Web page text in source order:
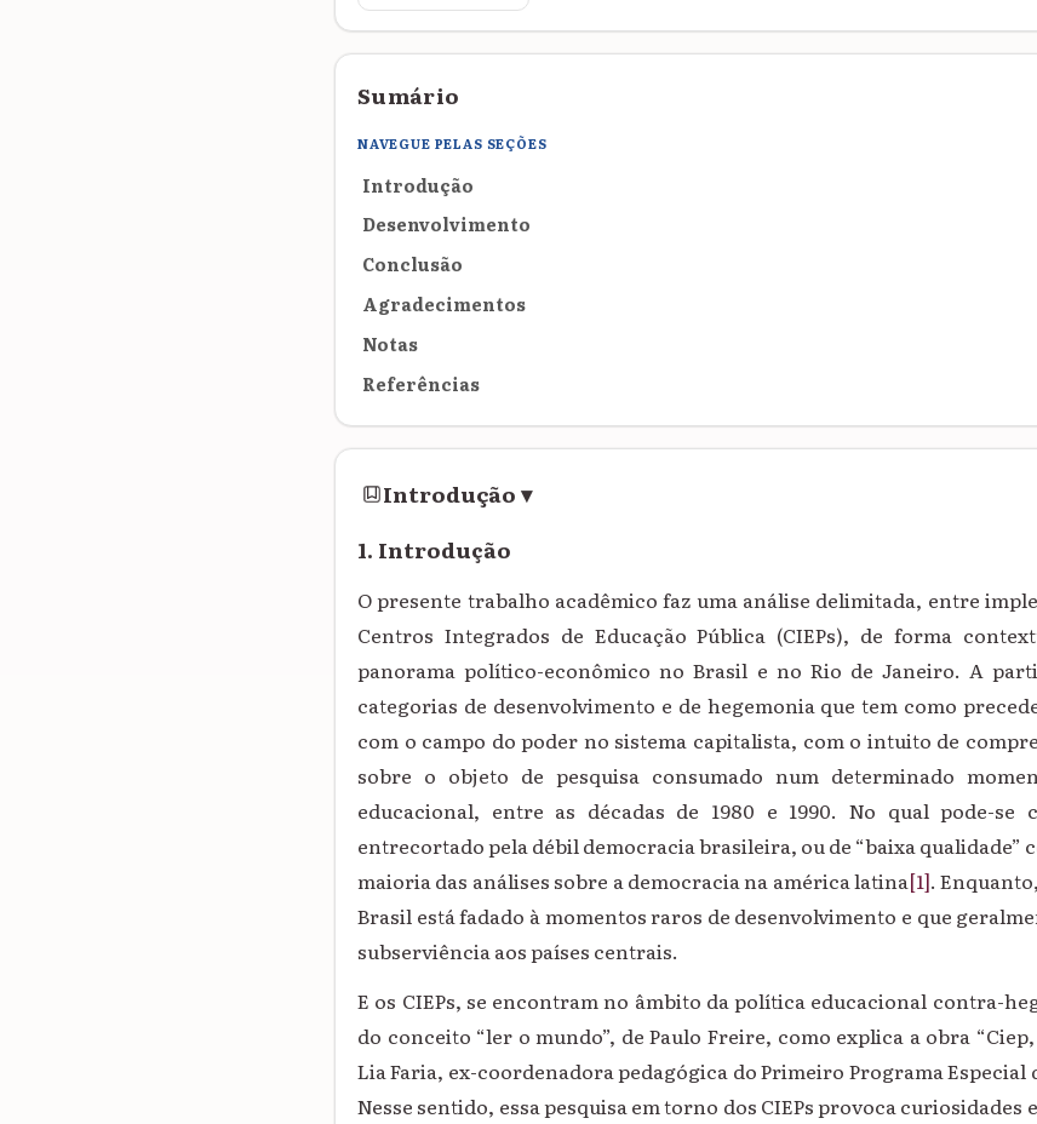
Sumário
NAVEGUE PELAS SEÇÕES
Introdução
Desenvolvimento
Conclusão
Agradecimentos
Notas
Referências
Introdução▾
1. Introdução
O presente trabalho acadêmico faz uma análise delimitada, entre
Centros Integrados de Educação Pública (CIEPs), de forma
panorama político-econômico no Brasil e no Rio de Janeiro. A
categorias de desenvolvimento e de hegemonia que tem como
com o campo do poder no sistema capitalista, com o intuito de
sobre o objeto de pesquisa consumado num determinado
educacional, entre as décadas de 1980 e 1990. No qual pode-se
entrecortado pela débil democracia brasileira, ou de “baixa qualidade”
maioria das análises sobre a democracia na américa latina[1].
Brasil está fadado à momentos raros de desenvolvimento e que
subserviência aos países centrais.
E os CIEPs, se encontram no âmbito da política educacional contra-
do conceito “ler o mundo”, de Paulo Freire, como explica a obra
Lia Faria, ex-coordenadora pedagógica do Primeiro Programa Especial
Nesse sentido, essa pesquisa em torno dos CIEPs provoca curiosidades